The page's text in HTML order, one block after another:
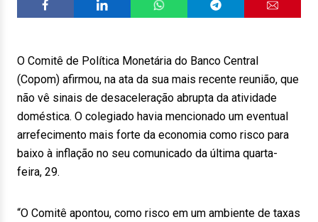
O Comitê de Política Monetária do Banco Central
(Copom) afirmou, na ata da sua mais recente reunião, que
não vê sinais de desaceleração abrupta da atividade
doméstica. O colegiado havia mencionado um eventual
arrefecimento mais forte da economia como risco para
baixo à inflação no seu comunicado da última quarta-
feira, 29.
“O Comitê apontou, como risco em um ambiente de taxas